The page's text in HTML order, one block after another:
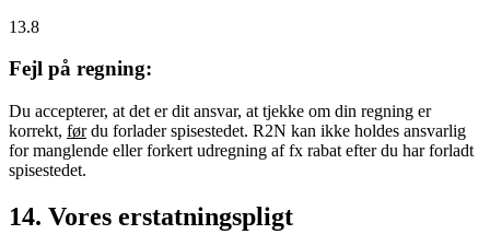
13.8
Fejl på regning:
Du accepterer, at det er dit ansvar, at tjekke om din regning er
korrekt, førdu forlader spisestedet. R2N kan ikke holdes ansvarlig
for manglende eller forkert udregning af fx rabat efter du har forladt
spisestedet.
14. Vores erstatningspligt